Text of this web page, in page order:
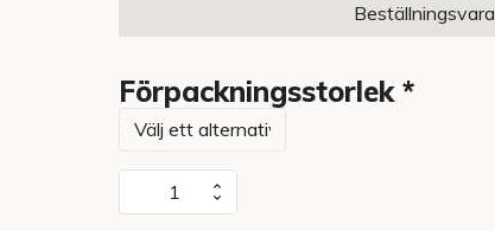
Beställningsvara
Förpackningsstorlek *